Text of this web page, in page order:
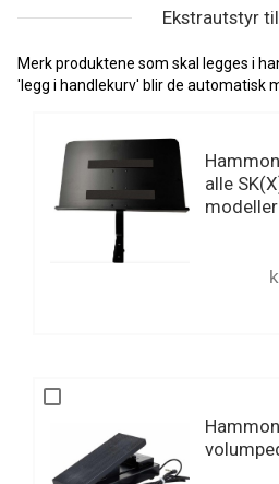
Ekstrautstyr
Merk produktene som skal legges i
'legg i handlekurv' blir de automatisk
alle
modeller